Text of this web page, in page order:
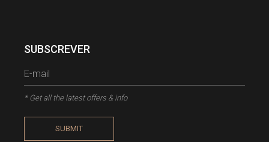
SUBSCREVER
* Get all the latest offers & info
SUBMIT